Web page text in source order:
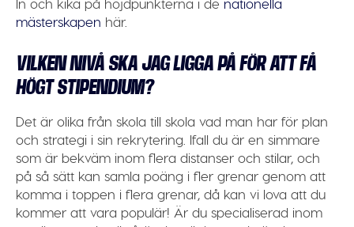
mästerskapen här.
VILKEN NIVÅ SKA JAG LIGGA PÅ FÖR ATT FÅ
HÖGT STIPENDIUM?
Det är olika från skola till skola vad man har för plan
och strategi i sin rekrytering. Ifall du är en simmare
som är bekväm inom flera distanser och stilar, och
på så sätt kan samla poäng i fler grenar genom att
komma i toppen i flera grenar, då kan vi lova att du
kommer att vara populär! Är du specialiserad inom